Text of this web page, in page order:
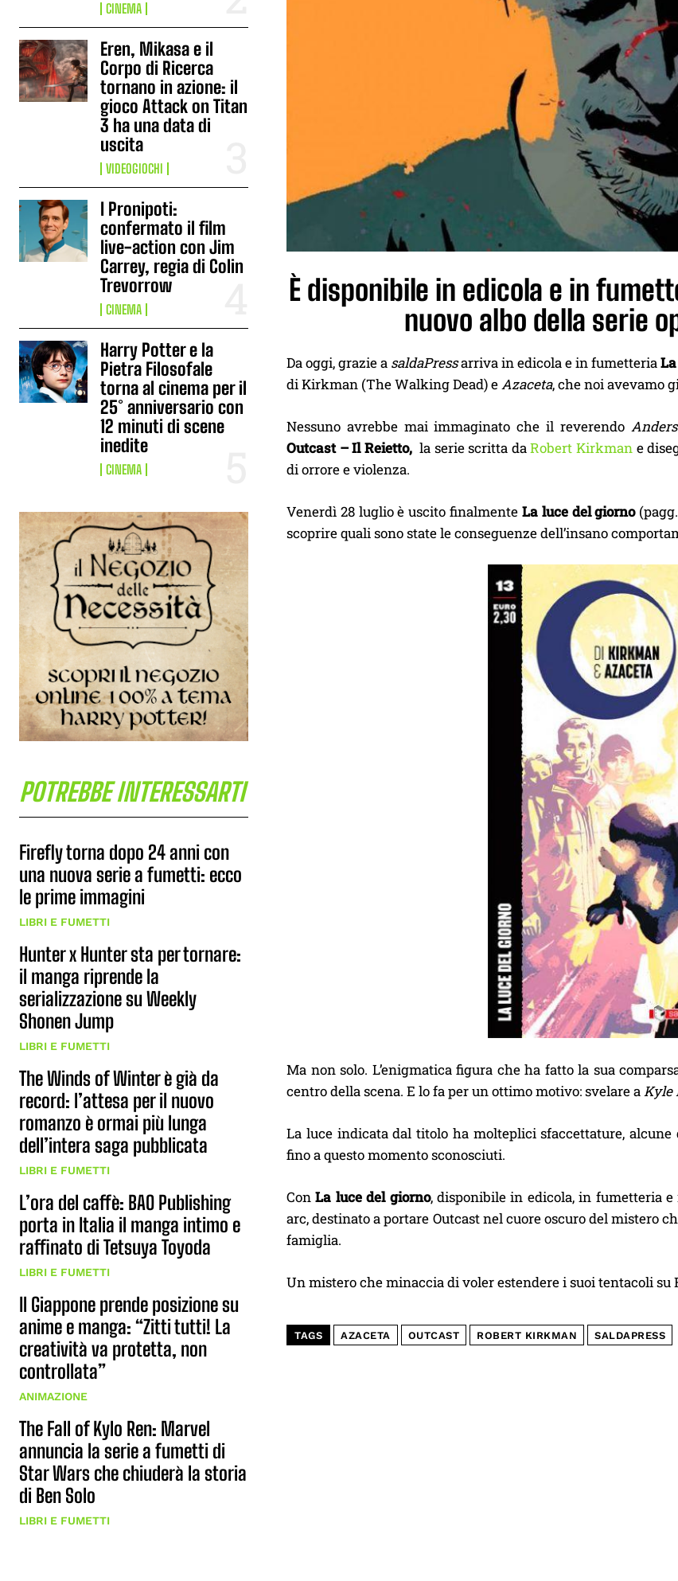
CINEMA
Eren, Mikasa e il
Corpo di Ricerca
tornano in azione: il
gioco Attack on Titan
3 ha una data di
uscita
VIDEOGIOCHI
I Pronipoti:
confermato il film
live-action con Jim
Carrey, regia di Colin
Trevorrow
CINEMA
Harry Potter e la
Pietra Filosofale
torna al cinema per il
25° anniversario con
12 minuti di scene
inedite
CINEMA
POTREBBE INTERESSARTI
Firefly torna dopo 24 anni con
una nuova serie a fumetti: ecco
le prime immagini
LIBRI E FUMETTI
Hunter x Hunter sta per tornare:
il manga riprende la
serializzazione su Weekly
Shonen Jump
LIBRI E FUMETTI
The Winds of Winter è già da
record: l’attesa per il nuovo
romanzo è ormai più lunga
dell’intera saga pubblicata
LIBRI E FUMETTI
L’ora del caffè: BAO Publishing
porta in Italia il manga intimo e
raffinato di Tetsuya Toyoda
LIBRI E FUMETTI
Il Giappone prende posizione su
anime e manga: “Zitti tutti! La
creatività va protetta, non
controllata”
ANIMAZIONE
The Fall of Kylo Ren: Marvel
annuncia la serie a fumetti di
Star Wars che chiuderà la storia
di Ben Solo
LIBRI E FUMETTI
È disponibile in edicola e in
nuovo albo della serie
Da oggi, grazie a saldaPressarriva in edicola e in fumetteria
di Kirkman (The Walking Dead) eAzaceta, che noi avevamo
Nessuno avrebbe mai immaginato che il reverendo
Outcast – Il Reietto,la serie scritta daRobert Kirkmane
di orrore e violenza.
Venerdì 28 luglio è uscito finalmente La luce del giorno
scoprire quali sono state le conseguenze dell’insano
Ma non solo. L’enigmatica figura che ha fatto la sua
centro della scena. E lo fa per un ottimo motivo: svelare aKyle
La luce indicata dal titolo ha molteplici sfaccettature,
fino a questo momento sconosciuti.
Con La luce del giorno, disponibile in edicola, in fumetteria
arc, destinato a portare Outcast nel cuore oscuro del mistero
famiglia.
Un mistero che minaccia di voler estendere i suoi tentacoli su
TAGS AZACETA OUTCAST ROBERT KIRKMAN SALDAPRESS